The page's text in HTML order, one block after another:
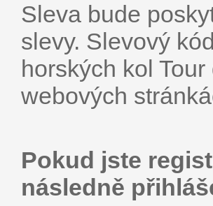
Sleva bude
slevy. Slevový
horských kol
webových
Pokud jste
následně